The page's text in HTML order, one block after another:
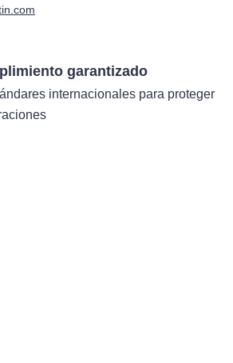
garantizado
internacionales para proteger